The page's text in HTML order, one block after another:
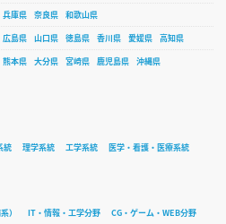
兵庫県 奈良県
和歌山県
広島県 山口県 徳島県 香川県 愛媛県
高知県
熊本県 大分県 宮崎県 鹿児島県 沖縄県
統 理学系統 工学系統
医学・看護・医療系統
） IT・情報・工学分野
CG・ゲーム・WEB分野